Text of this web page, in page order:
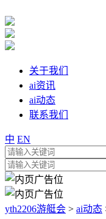
关于我们
ai资讯
ai动态
联系我们
中 EN
yth2206游艇会 > ai动态